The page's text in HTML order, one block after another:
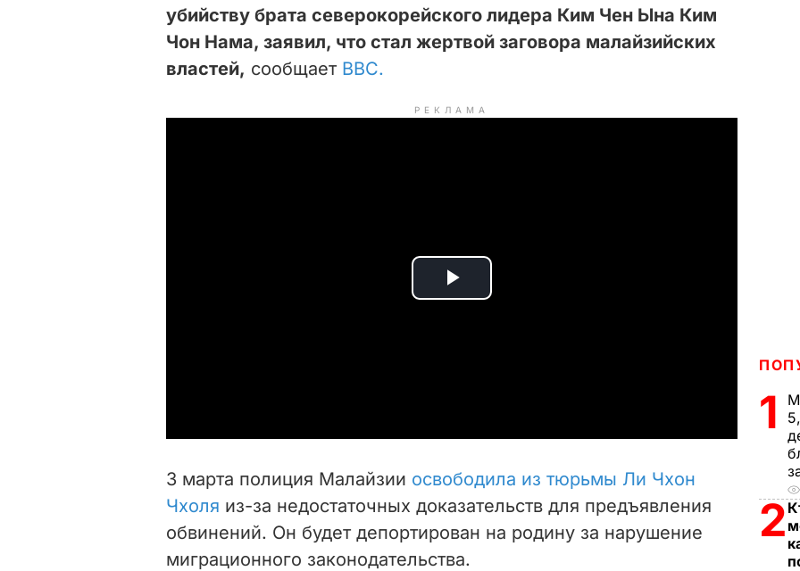
убийству брата северокорейского лидера Ким Чен Ына Ким
Чон Нама, заявил, что стал жертвой заговора малайзийских
властей, сообщает ВВС.
РЕКЛАМА
P
i
d
3 марта полиция Малайзии освободила из тюрьмы Ли Чхон
Чхоля из-за недостаточных доказательств для предъявления
обвинений. Он будет депортирован на родину за нарушение
миграционного законодательства.
1
2